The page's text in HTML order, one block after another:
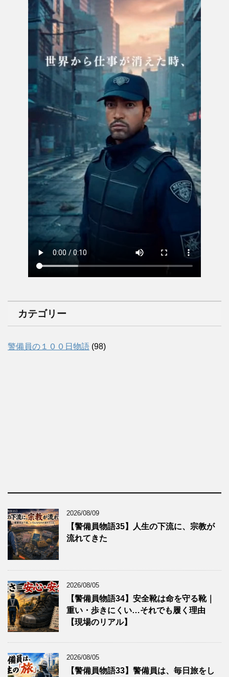
カテゴリー
警備員の１００日物語 (98)
2026/08/09
【警備員物語35】人生の下流に、宗教が
流れてきた
2026/08/05
【警備員物語34】安全靴は命を守る靴｜
重い・歩きにくい…それでも履く理由
【現場のリアル】
2026/08/05
【警備員物語33】警備員は、毎日旅をし